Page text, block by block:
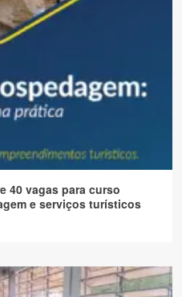
40 vagas para curso
e serviços turísticos